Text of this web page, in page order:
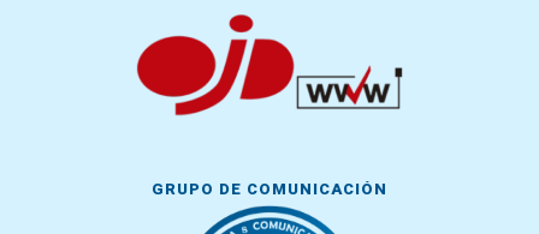
GRUPO DE COMUNICACIÓN